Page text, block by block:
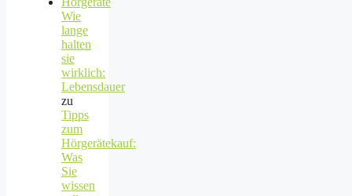
Wie
lange
halten
sie
wirklich:
Lebensdauer
zu
Tipps
zum
Hörgerätekauf:
Was
Sie
wissen